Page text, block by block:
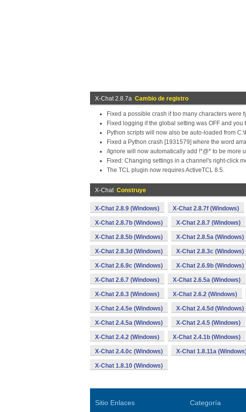
X-Chat 2.8.7a Cambio de registro
Fixed a possible crash if too many characters were
Fixed logging if the global setting was OFF and
Python scripts will now also be auto-loaded from
Fixed a Python crash [1931579] where the word
/Ignore will now automatically add !*@* to be more
Fixed: Changing settings in a channel's right-click
The TCL plugin now requires ActiveTCL 8.5.
X-Chat Construye
X-Chat 2.8.9 (Windows) X-Chat 2.8.7f (Windows)
X-Chat 2.8.7b (Windows) X-Chat 2.8.7 (Windows)
X-Chat 2.8.5b (Windows) X-Chat 2.8.5a (Windows)
X-Chat 2.8.3d (Windows) X-Chat 2.8.3c (Windows)
X-Chat 2.6.9c (Windows) X-Chat 2.6.9b (Windows)
X-Chat 2.6.7 (Windows) X-Chat 2.6.5a (Windows)
X-Chat 2.6.3 (Windows) X-Chat 2.6.2 (Windows)
X-Chat 2.4.5e (Windows) X-Chat 2.4.5d (Windows)
X-Chat 2.4.5a (Windows) X-Chat 2.4.5 (Windows)
X-Chat 2.4.2 (Windows) X-Chat 2.4.1b (Windows)
X-Chat 2.4.0c (Windows) X-Chat 1.8.11a
X-Chat 1.8.10 (Windows)
Sitio Enlaces Categoría